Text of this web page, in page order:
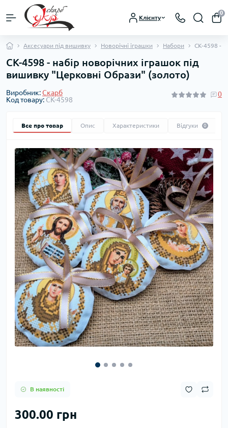
Клієнту
0
Аксесуари під вишивку Новорічні іграшки Набори СК-4598 -
СК-4598 - набір новорічних іграшок під
вишивку "Церковні Образи" (золото)
Виробник:Скарб
Код товару: СК-4598
0
Все про товар Опис Характеристики Відгуки 0
В наявності
300.00 грн